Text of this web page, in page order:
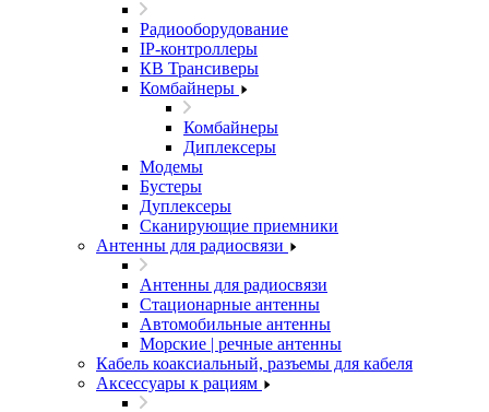
Радиооборудование
IP-контроллеры
КВ Трансиверы
Комбайнеры
Комбайнеры
Диплексеры
Модемы
Бустеры
Дуплексеры
Сканирующие приемники
Антенны для радиосвязи
Антенны для радиосвязи
Стационарные антенны
Автомобильные антенны
Морские | речные антенны
Кабель коаксиальный, разъемы для кабеля
Аксессуары к рациям